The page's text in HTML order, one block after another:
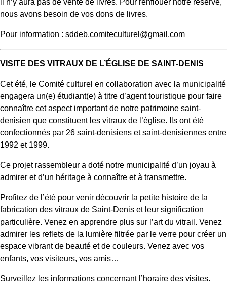
il n’y aura pas de vente de livres. Pour renflouer notre réserve,
nous avons besoin de vos dons de livres.
Pour information : sddeb.comiteculturel@gmail.com
VISITE DES VITRAUX DE L’ÉGLISE DE SAINT-DENIS
Cet été, le Comité culturel en collaboration avec la municipalité
engagera un(e) étudiant(e) à titre d’agent touristique pour faire
connaître cet aspect important de notre patrimoine saint-
denisien que constituent les vitraux de l’église. Ils ont été
confectionnés par 26 saint-denisiens et saint-denisiennes entre
1992 et 1999.
Ce projet rassembleur a doté notre municipalité d’un joyau à
admirer et d’un héritage à connaître et à transmettre.
Profitez de l’été pour venir découvrir la petite histoire de la
fabrication des vitraux de Saint-Denis et leur signification
particulière. Venez en apprendre plus sur l’art du vitrail. Venez
admirer les reflets de la lumière filtrée par le verre pour créer un
espace vibrant de beauté et de couleurs. Venez avec vos
enfants, vos visiteurs, vos amis…
Surveillez les informations concernant l’horaire des visites.